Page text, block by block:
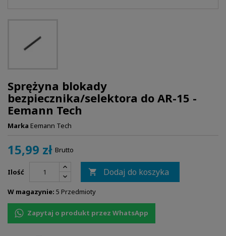
Sprężyna blokady
bezpiecznika/selektora do AR-15 -
Eemann Tech
Marka Eemann Tech
15,99 zł Brutto
Ilość  Dodaj do koszyka
W magazynie: 5 Przedmioty
Zapytaj o produkt przez WhatsApp